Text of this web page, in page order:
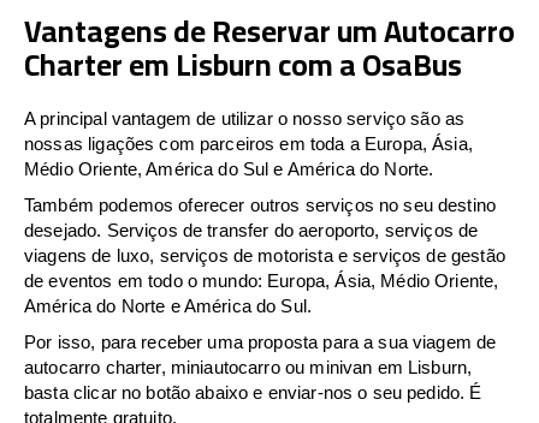
Vantagens de Reservar um Autocarro
Charter em Lisburn com a OsaBus
A principal vantagem de utilizar o nosso serviço são as
nossas ligações com parceiros em toda a Europa, Ásia,
Médio Oriente, América do Sul e América do Norte.
Também podemos oferecer outros serviços no seu destino
desejado. Serviços de transfer do aeroporto, serviços de
viagens de luxo, serviços de motorista e serviços de gestão
de eventos em todo o mundo: Europa, Ásia, Médio Oriente,
América do Norte e América do Sul.
Por isso, para receber uma proposta para a sua viagem de
autocarro charter, miniautocarro ou minivan em Lisburn,
basta clicar no botão abaixo e enviar-nos o seu pedido. É
totalmente gratuito.